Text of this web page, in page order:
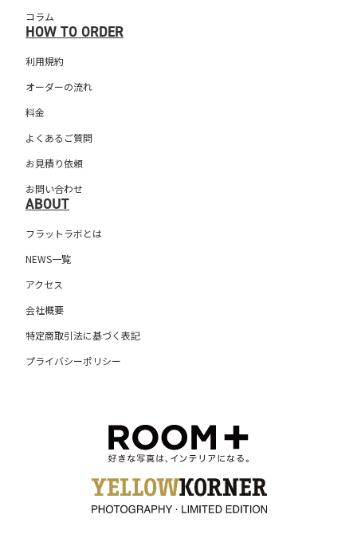
コラム
HOW TO ORDER
利用規約
オーダーの流れ
料金
よくあるご質問
お見積り依頼
お問い合わせ
ABOUT
フラットラボとは
NEWS一覧
アクセス
会社概要
特定商取引法に基づく表記
プライバシーポリシー